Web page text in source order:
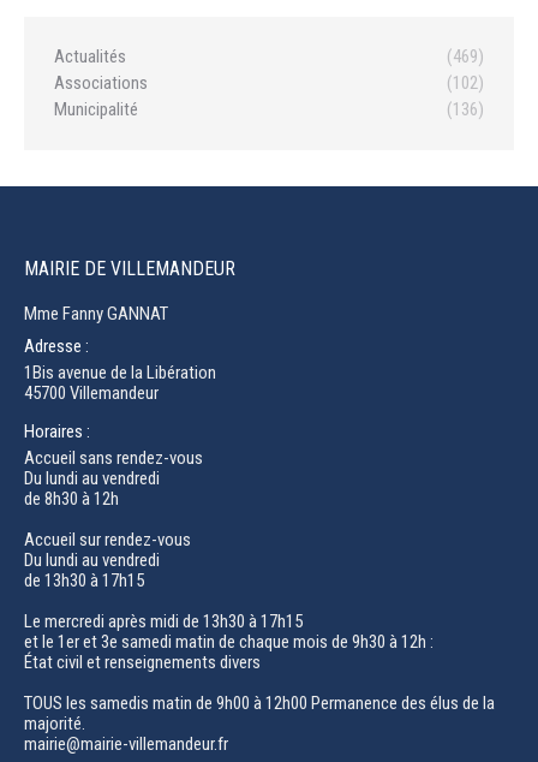
Actualités
(469)
Associations
(102)
Municipalité
(136)
MAIRIE DE VILLEMANDEUR
Mme Fanny GANNAT
Adresse :
1Bis avenue de la Libération
45700 Villemandeur
Horaires :
Accueil sans rendez-vous
Du lundi au vendredi
de 8h30 à 12h
Accueil sur rendez-vous
Du lundi au vendredi
de 13h30 à 17h15
Le mercredi après midi de 13h30 à 17h15
et le 1er et 3e samedi matin de chaque mois de 9h30 à 12h :
État civil et renseignements divers
TOUS les samedis matin de 9h00 à 12h00 Permanence des élus de la
majorité.
mairie@mairie-villemandeur.fr